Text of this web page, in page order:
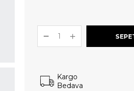
Kargo
Bedava